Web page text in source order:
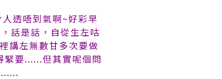
透唔到氣啊~好彩早
話是話，自從生左咕
講左無數甘多次要做
緊要......但其實呢個問